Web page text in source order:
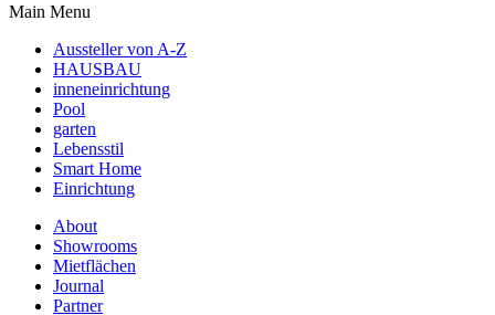
Main Menu
Aussteller von A-Z
HAUSBAU
inneneinrichtung
Pool
garten
Lebensstil
Smart Home
Einrichtung
About
Showrooms
Mietflächen
Journal
Partner